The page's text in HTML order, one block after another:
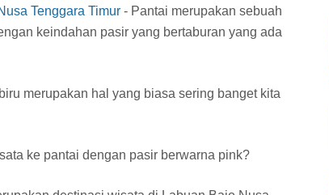
Tenggara Timur - Pantai merupakan sebuah
keindahan pasir yang bertaburan yang ada
merupakan hal yang biasa sering banget kita
ke pantai dengan pasir berwarna pink?